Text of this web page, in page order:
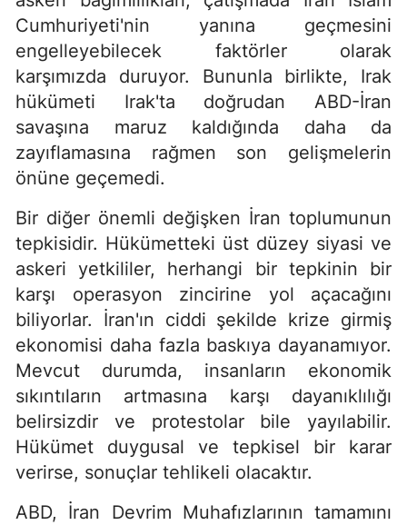
Cumhuriyeti'nin yanına geçmesini
engelleyebilecek faktörler olarak
karşımızda duruyor. Bununla birlikte, Irak
hükümeti Irak'ta doğrudan ABD-İran
savaşına maruz kaldığında daha da
zayıflamasına rağmen son gelişmelerin
önüne geçemedi.
Bir diğer önemli değişken İran toplumunun
tepkisidir. Hükümetteki üst düzey siyasi ve
askeri yetkililer, herhangi bir tepkinin bir
karşı operasyon zincirine yol açacağını
biliyorlar. İran'ın ciddi şekilde krize girmiş
ekonomisi daha fazla baskıya dayanamıyor.
Mevcut durumda, insanların ekonomik
sıkıntıların artmasına karşı dayanıklılığı
belirsizdir ve protestolar bile yayılabilir.
Hükümet duygusal ve tepkisel bir karar
verirse, sonuçlar tehlikeli olacaktır.
ABD, İran Devrim Muhafızlarının tamamını